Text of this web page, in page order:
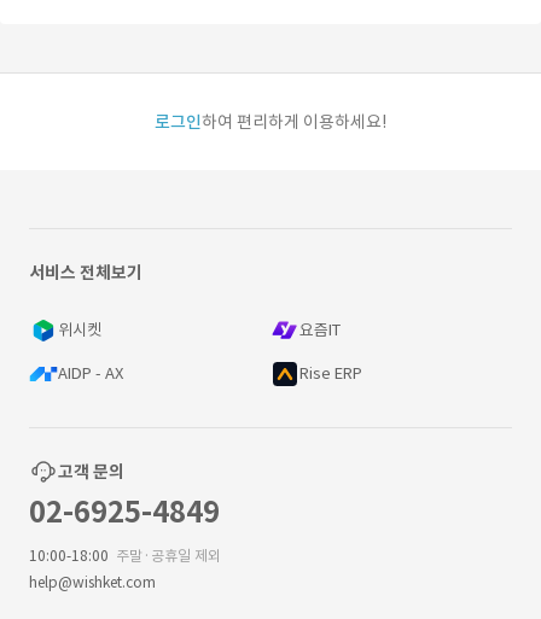
로그인하여 편리하게 이용하세요!
서비스 전체보기
위시켓 요즘IT
AIDP - AX Rise ERP
고객 문의
02-6925-4849
10:00-18:00 주말·공휴일 제외
help@wishket.com